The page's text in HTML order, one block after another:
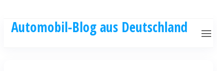
Automobil-Blog aus Deutschland